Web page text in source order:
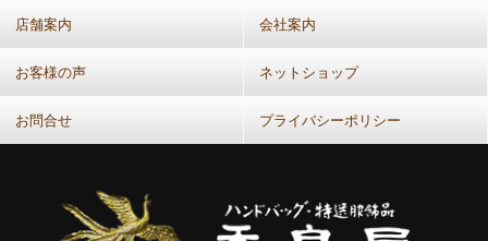
月
別）
店舗案内 会社案内
お客様の声 ネットショップ
お問合せ プライバシーポリシー